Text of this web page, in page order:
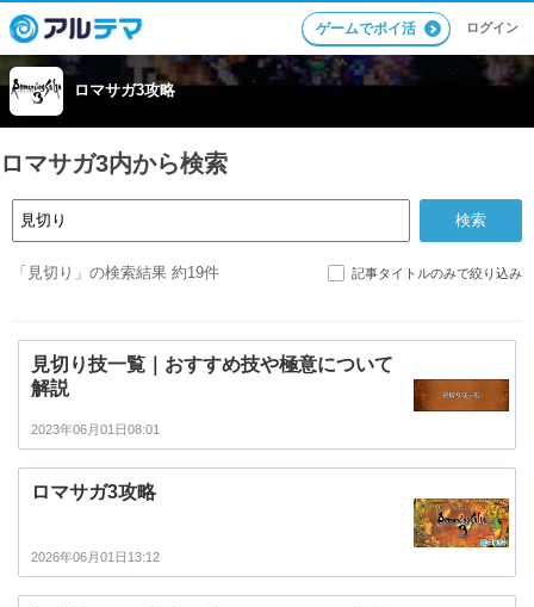
ゲームでポイ活 ログイン
ロマサガ3攻略
ロマサガ3内から検索
「見切り」の検索結果 約19件 記事タイトルのみで絞り込み
見切り技一覧｜おすすめ技や極意について
解説
2023年06月01日08:01
ロマサガ3攻略
2026年06月01日13:12